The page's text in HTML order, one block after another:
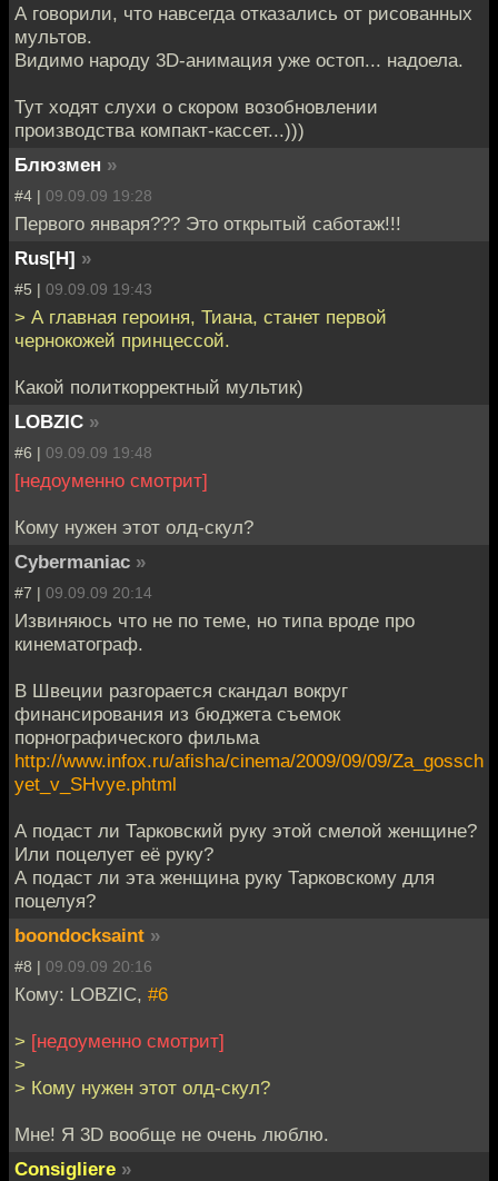
А говорили, что навсегда отказались от рисованных
мультов.
Видимо народу 3D-анимация уже остоп... надоела.
Тут ходят слухи о скором возобновлении
производства компакт-кассет...)))
Блюзмен »
#4 | 09.09.09 19:28
Первого января??? Это открытый саботаж!!!
Rus[H] »
#5 | 09.09.09 19:43
> А главная героиня, Тиана, станет первой
чернокожей принцессой.
Какой политкорректный мультик)
LOBZIC »
#6 | 09.09.09 19:48
[недоуменно смотрит]
Кому нужен этот олд-скул?
Cybermaniac »
#7 | 09.09.09 20:14
Извиняюсь что не по теме, но типа вроде про
кинематограф.
В Швеции разгорается скандал вокруг
финансирования из бюджета съемок
порнографического фильма
http://www.infox.ru/afisha/cinema/2009/09/09/Za_gossch
yet_v_SHvye.phtml
А подаст ли Тарковский руку этой смелой женщине?
Или поцелует её руку?
А подаст ли эта женщина руку Тарковскому для
поцелуя?
boondocksaint »
#8 | 09.09.09 20:16
Кому: LOBZIC, #6
> [недоуменно смотрит]
>
> Кому нужен этот олд-скул?
Мне! Я 3D вообще не очень люблю.
Consigliere »